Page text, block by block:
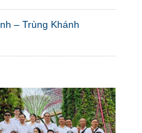
– Trùng Khánh